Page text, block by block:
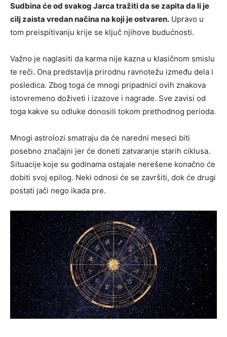
Sudbina će od svakog Jarca tražiti da se zapita da li je
cilj zaista vredan načina na koji je ostvaren. Upravo u
tom preispitivanju krije se ključ njihove budućnosti.
Važno je naglasiti da karma nije kazna u klasičnom smislu
te reči. Ona predstavlja prirodnu ravnotežu između dela i
posledica. Zbog toga će mnogi pripadnici ovih znakova
istovremeno doživeti i izazove i nagrade. Sve zavisi od
toga kakve su odluke donosili tokom prethodnog perioda.
Mnogi astrolozi smatraju da će naredni meseci biti
posebno značajni jer će doneti zatvaranje starih ciklusa.
Situacije koje su godinama ostajale nerešene konačno će
dobiti svoj epilog. Neki odnosi će se završiti, dok će drugi
postati jači nego ikada pre.